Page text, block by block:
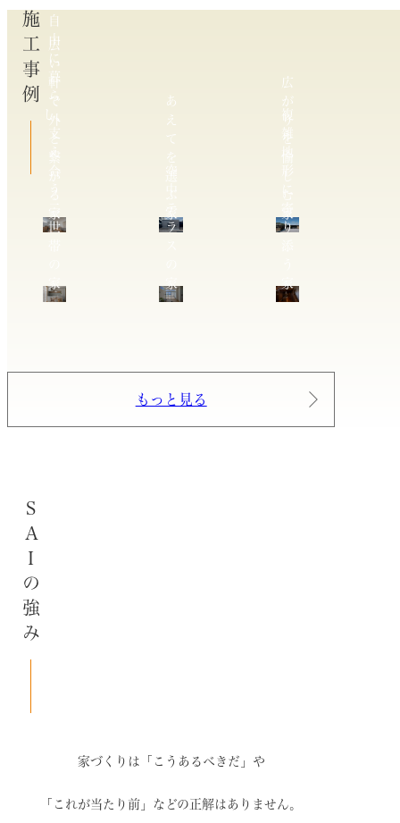
施工事例
広
い
軒
で
外
と
繋
が
る
あ
え
て
を
選
広
が
り
を
愉
し
自
由
に
暮
ら
し、
支
え
合
う
世
家
空
ラ
家
複
雑
地
形
り
家
もっと見る
SAIの強み
家づくりは「こうあるべきだ」や
「これが当たり前」などの正解はありません。